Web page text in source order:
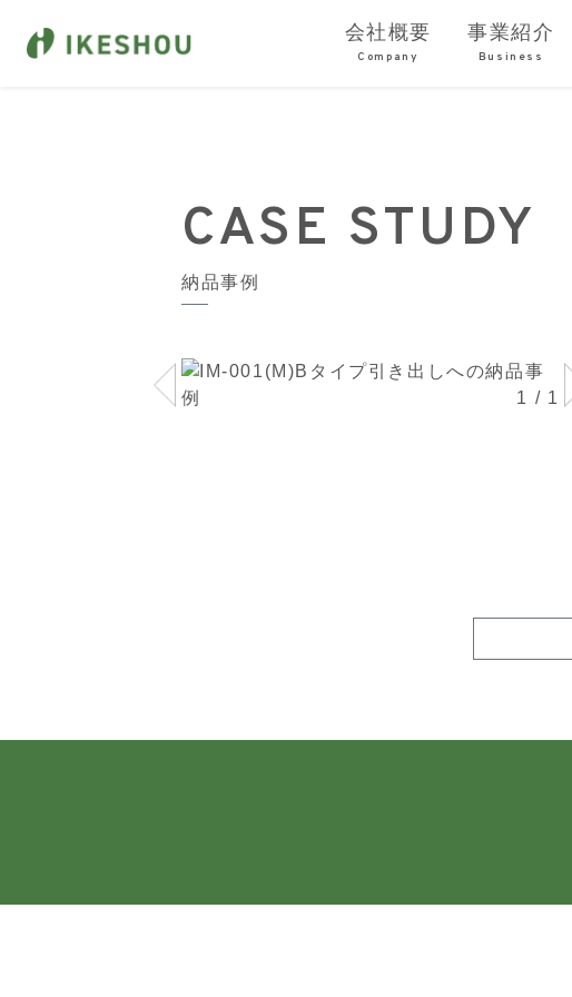
会社概要
Company
事業紹介
Business
CASE STUDY
納品事例
1 / 1
Previous